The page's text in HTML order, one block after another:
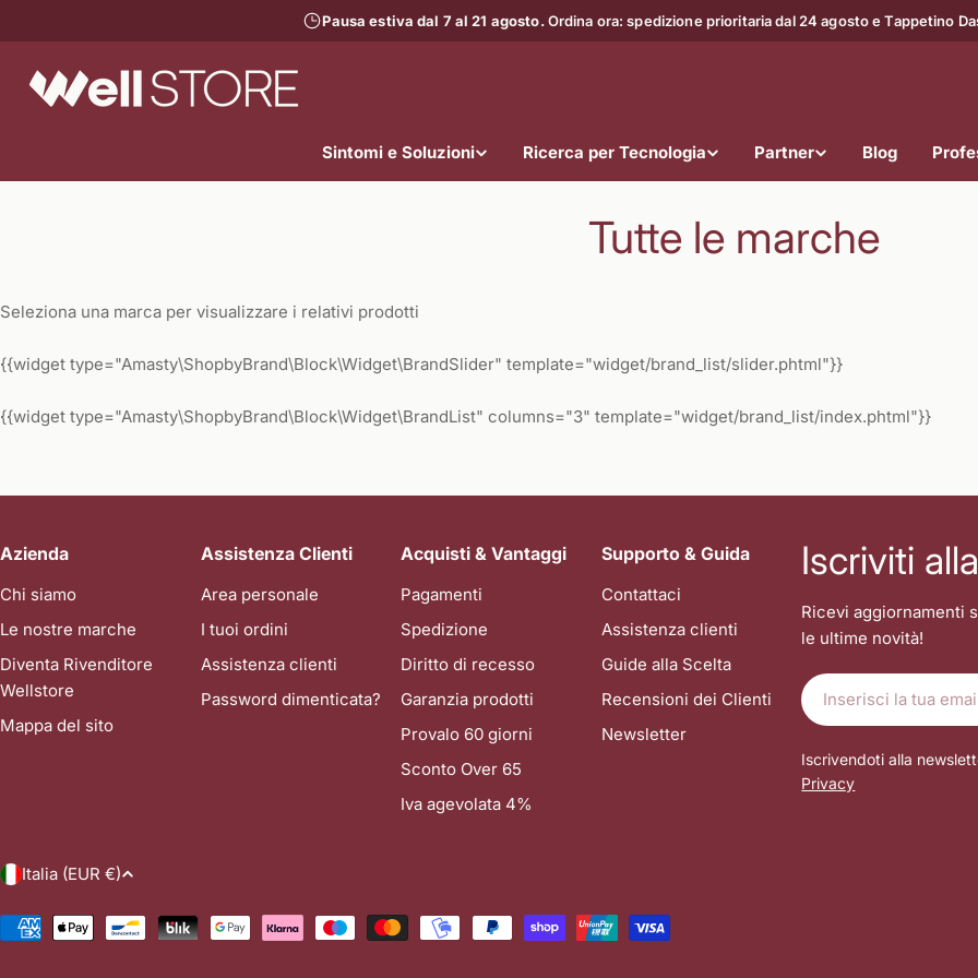
al
Pausa estiva dal 7 al 21 agosto.Ordina ora: spedizione prioritaria dal 24 agosto e Tappetino
Sintomi e Soluzioni Ricerca per Tecnologia Partner Blog
Tutte le marche
Seleziona una marca per visualizzare i relativi prodotti
{{widget type="Amasty\ShopbyBrand\Block\Widget\BrandSlider" template="widget/brand_list/slider.phtml"}}
{{widget type="Amasty\ShopbyBrand\Block\Widget\BrandList" columns="3" template="widget/brand_list/index.phtml"}}
Azienda
Chi siamo
Le nostre marche
Diventa Rivenditore
Wellstore
Mappa del sito
Assistenza Clienti
Area personale
I tuoi ordini
Assistenza clienti
Password dimenticata?
Acquisti & Vantaggi
Pagamenti
Spedizione
Diritto di recesso
Garanzia prodotti
Provalo 60 giorni
Sconto Over 65
Iva agevolata 4%
Supporto & Guida
Contattaci
Assistenza clienti
Guide alla Scelta
Recensioni dei Clienti
Newsletter
Iscriviti
Ricevi aggiornamenti
le ultime novità!
E-
mail
Iscrivendoti alla
Privacy
P
a
Italia (EUR €)
Metodi